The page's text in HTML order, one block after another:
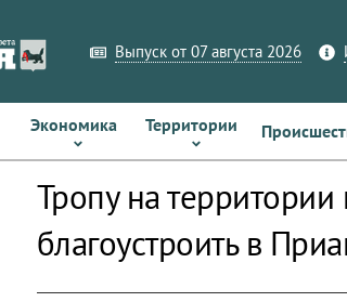
Выпуск от 07 августа 2026
Экономика Территории
Тропу на
благоустроить в